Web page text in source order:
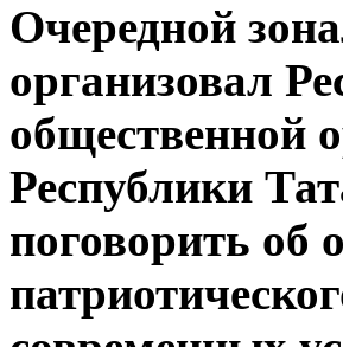
Очередной
организовал
общественной
Республики
поговорить об